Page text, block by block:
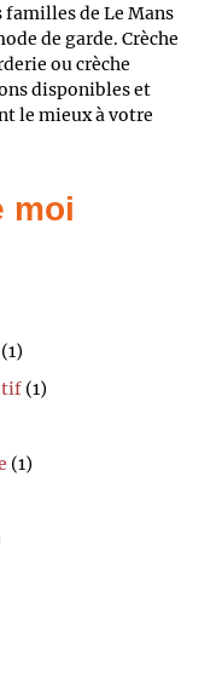
familles de Le Mans
de garde. Crèche
ou crèche
disponibles et
le mieux à votre
moi
(1)
(1)
(1)